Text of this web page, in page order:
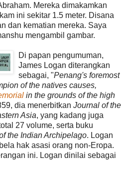
Mereka dimakamkan
ini sekitar 1.5 meter. Disana
dan kematian mereka. Saya
mengambil gambar.
Di papan pengumuman,
James Logan diterangkan
sebagai, "Penang's foremost
of the natives causes,
in the grounds of the high
dia menerbitkan Journal of the
Asia, yang kadang juga
27 volume, serta buku
the Indian Archipelago. Logan
hak asasi orang non-Eropa.
ini. Logan dinilai sebagai